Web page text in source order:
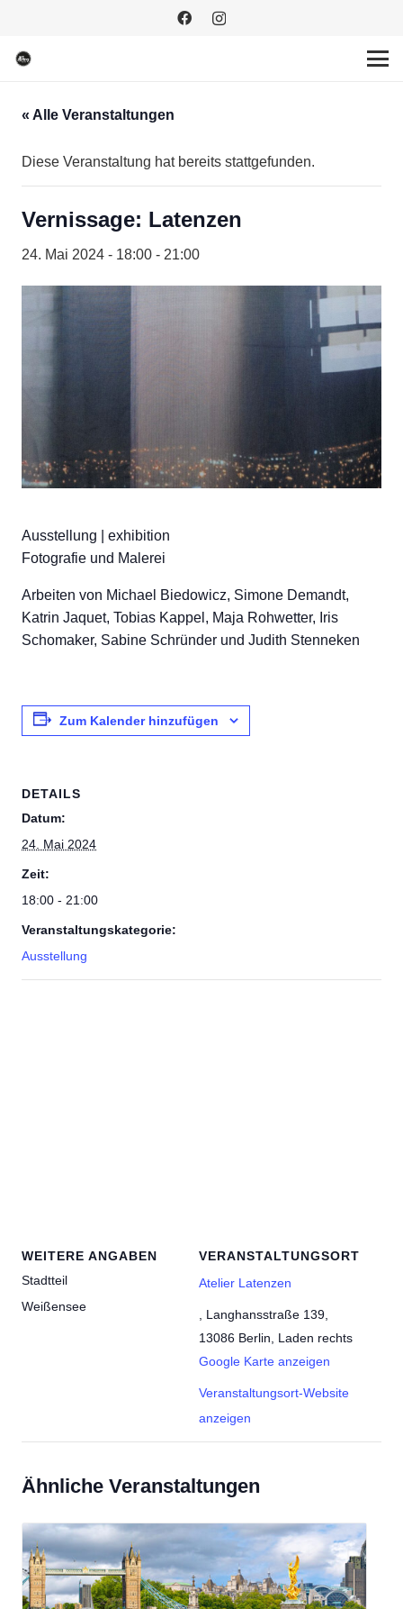
« Alle Veranstaltungen
Diese Veranstaltung hat bereits stattgefunden.
Vernissage: Latenzen
24. Mai 2024 - 18:00 - 21:00
Ausstellung | exhibition
Fotografie und Malerei
Arbeiten von Michael Biedowicz, Simone Demandt,
Katrin Jaquet, Tobias Kappel, Maja Rohwetter, Iris
Schomaker, Sabine Schründer und Judith Stenneken
Zum Kalender hinzufügen
DETAILS
Datum:
24. Mai 2024
Zeit:
18:00 - 21:00
Veranstaltungskategorie:
Ausstellung
VERANSTALTUNGSORT
Atelier Latenzen
, Langhansstraße 139,
13086 Berlin, Laden rechts
Google Karte anzeigen
Veranstaltungsort-Website
anzeigen
WEITERE ANGABEN
Stadtteil
Weißensee
Ähnliche Veranstaltungen